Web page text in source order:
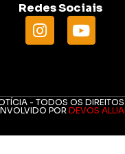
Redes Sociais
- TODOS OS DIREITOS
POR DEVOS